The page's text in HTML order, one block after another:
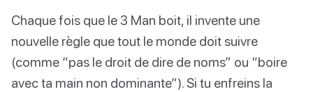
Chaque fois que le 3 Man boit, il invente une
nouvelle règle que tout le monde doit suivre
(comme “pas le droit de dire de noms” ou “boire
avec ta main non dominante”). Si tu enfreins la